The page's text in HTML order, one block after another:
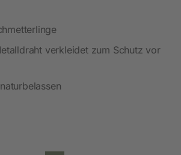
verkleidet zum Schutz vor